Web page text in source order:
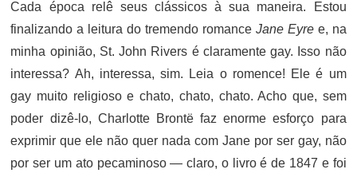
Cada época relê seus clássicos à sua maneira. Estou
finalizando a leitura do tremendo romance Jane Eyree, na
minha opinião, St. John Rivers é claramente gay. Isso não
interessa? Ah, interessa, sim. Leia o romence! Ele é um
gay muito religioso e chato, chato, chato. Acho que, sem
poder dizê-lo, Charlotte Brontë faz enorme esforço para
exprimir que ele não quer nada com Jane por ser gay, não
por ser um ato pecaminoso — claro, o livro é de 1847 e foi